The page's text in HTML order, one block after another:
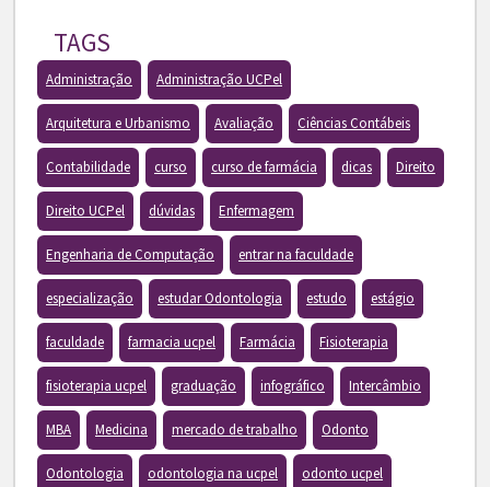
TAGS
Administração Administração UCPel
Arquitetura e Urbanismo Avaliação Ciências Contábeis
Contabilidade curso curso de farmácia dicas Direito
Direito UCPel dúvidas Enfermagem
Engenharia de Computação entrar na faculdade
especialização estudar Odontologia estudo estágio
faculdade farmacia ucpel Farmácia Fisioterapia
fisioterapia ucpel graduação infográfico Intercâmbio
MBA Medicina mercado de trabalho Odonto
Odontologia odontologia na ucpel odonto ucpel